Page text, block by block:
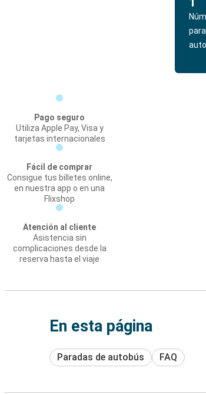
Pago seguro
Utiliza Apple Pay, Visa y
tarjetas internacionales
Fácil de comprar
Consigue tus billetes online,
en nuestra app o en una
Flixshop
Atención al cliente
Asistencia sin
complicaciones desde la
reserva hasta el viaje
En esta página
Paradas de autobús FAQ